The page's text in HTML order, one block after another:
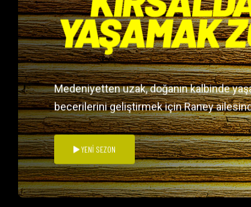
SON BÖLÜMÜ İZLE DAHA FAZLA
Medeniyetten uzak, doğanın kalbinde
becerilerini geliştirmek için Raney
YENİ SEZON